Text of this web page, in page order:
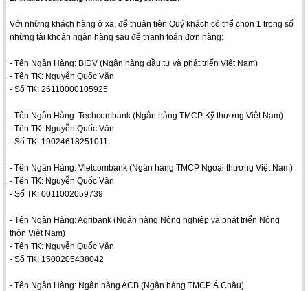
Với những khách hàng ở xa, để thuận tiện Quý khách có thể chọn 1 trong số
những tài khoản ngân hàng sau để thanh toán đơn hàng:
- Tên Ngân Hàng: BIDV (Ngân hàng đầu tư và phát triển Việt Nam)
- Tên TK: Nguyễn Quốc Văn
- Số TK: 26110000105925
- Tên Ngân Hàng: Techcombank (Ngân hàng TMCP Kỹ thương Việt Nam)
- Tên TK: Nguyễn Quốc Văn
- Số TK: 19024618251011
- Tên Ngân Hàng: Vietcombank (Ngân hàng TMCP Ngoại thương Việt Nam)
- Tên TK: Nguyễn Quốc Văn
- Số TK: 0011002059739
- Tên Ngân Hàng: Agribank (Ngân hàng Nông nghiệp và phát triển Nông
thôn Việt Nam)
- Tên TK: Nguyễn Quốc Văn
- Số TK: 1500205438042
- Tên Ngân Hàng: Ngân hàng ACB (Ngân hàng TMCP Á Châu)